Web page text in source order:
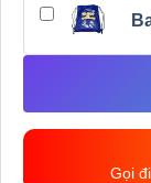
Gọi